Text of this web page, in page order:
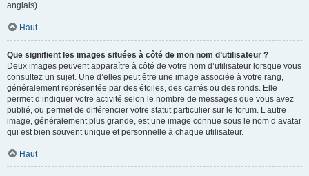
anglais).
Haut
Que signifient les images situées à côté de mon nom d’utilisateur ?
Deux images peuvent apparaître à côté de votre nom d’utilisateur lorsque vous
consultez un sujet. Une d’elles peut être une image associée à votre rang,
généralement représentée par des étoiles, des carrés ou des ronds. Elle
permet d’indiquer votre activité selon le nombre de messages que vous avez
publié, ou permet de différencier votre statut particulier sur le forum. L’autre
image, généralement plus grande, est une image connue sous le nom d’avatar
qui est bien souvent unique et personnelle à chaque utilisateur.
Haut